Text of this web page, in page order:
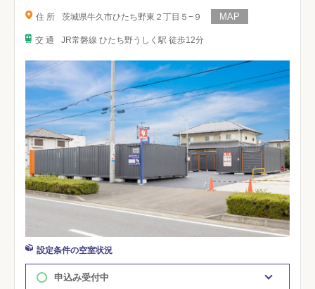
住 所 茨城県牛久市ひたち野東２丁目５−９
交 通 JR常磐線 ひたち野うしく駅 徒歩12分
設定条件の空室状況
申込み受付中